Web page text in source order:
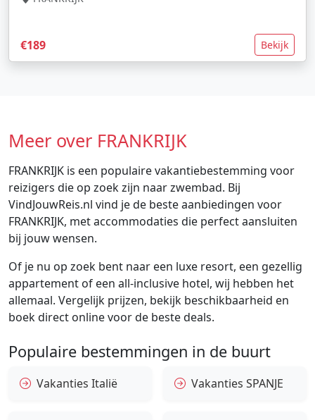
€189 Bekijk
Meer over FRANKRIJK
FRANKRIJK is een populaire vakantiebestemming voor
reizigers die op zoek zijn naar zwembad. Bij
VindJouwReis.nl vind je de beste aanbiedingen voor
FRANKRIJK, met accommodaties die perfect aansluiten
bij jouw wensen.
Of je nu op zoek bent naar een luxe resort, een gezellig
appartement of een all-inclusive hotel, wij hebben het
allemaal. Vergelijk prijzen, bekijk beschikbaarheid en
boek direct online voor de beste deals.
Populaire bestemmingen in de buurt
Vakanties Italië Vakanties SPANJE